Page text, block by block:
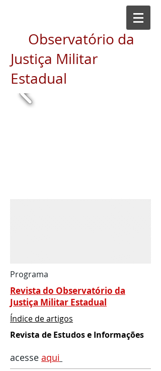
Observatório da
Justiça Militar
Estadual
Programa
Revista do Observatório da
Justiça Militar Estadual
Índice de artigos
Revista de Estudos e Informações
acesse aqui